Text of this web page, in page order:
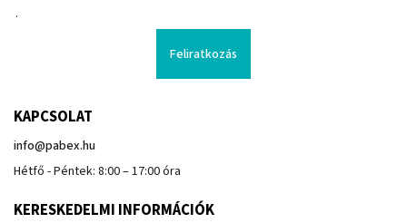
.
Feliratkozás
KAPCSOLAT
info@pabex.hu
Hétfő - Péntek: 8:00 – 17:00 óra
KERESKEDELMI INFORMÁCIÓK